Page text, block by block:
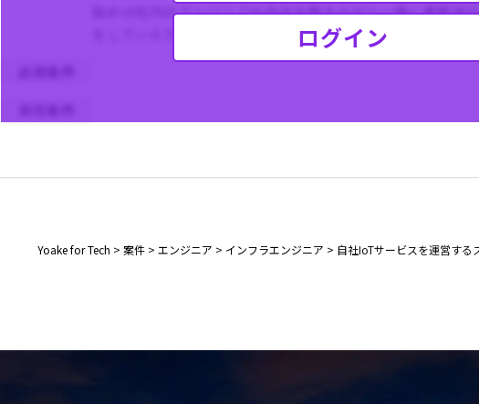
始めは社内のエンジニアの指示を聞きながら一緒に業務遂
をしていただいたりなど、協力しながら一緒に業務を進め
ログイン
Yoake for Tech > 案件 > エンジニア > インフラエンジニア > 自社IoTサービスを運営する